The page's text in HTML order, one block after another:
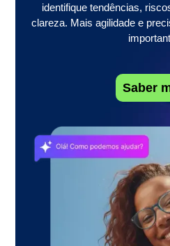
identifique tendências,
clareza. Mais agilidade e
Saber